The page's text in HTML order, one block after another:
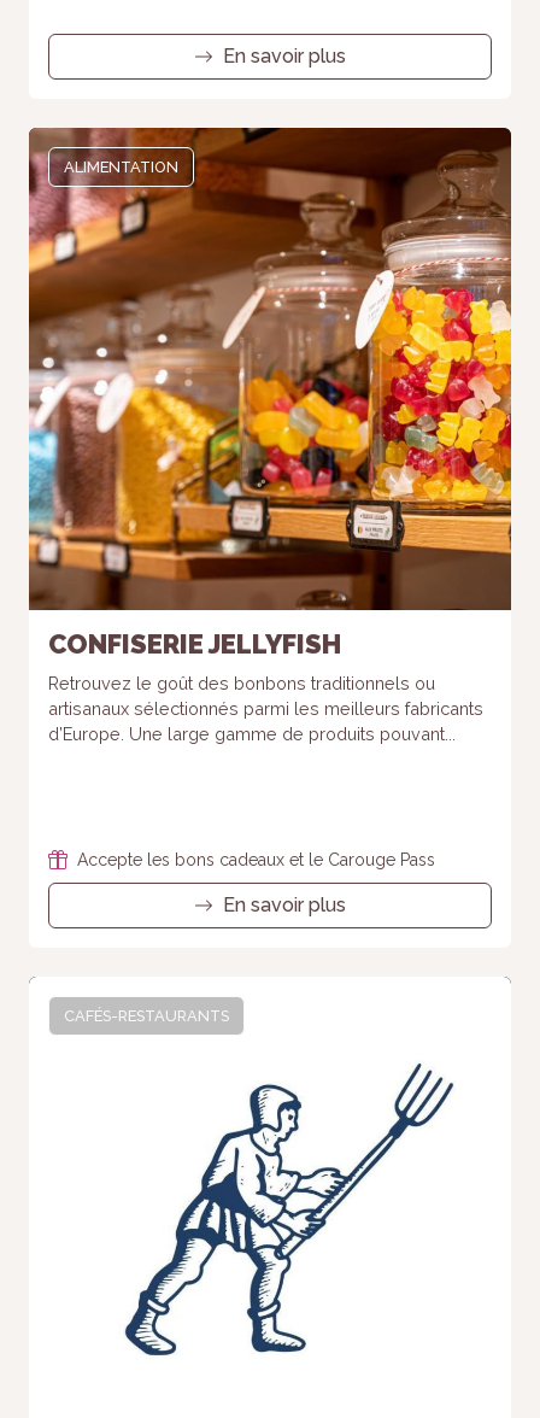
En savoir plus
ALIMENTATION
CONFISERIE JELLYFISH
Retrouvez le goût des bonbons traditionnels ou
artisanaux sélectionnés parmi les meilleurs fabricants
d’Europe. Une large gamme de produits pouvant...
Accepte les bons cadeaux et le Carouge Pass
En savoir plus
CAFÉS-RESTAURANTS